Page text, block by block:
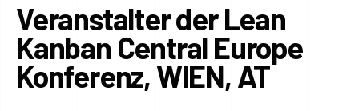
Veranstalter der Lean
Kanban Central Europe
Konferenz, WIEN, AT